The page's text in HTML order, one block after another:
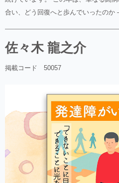
合い、どう回復へと歩んでいったの
佐々木 龍之介
掲載コード 50057